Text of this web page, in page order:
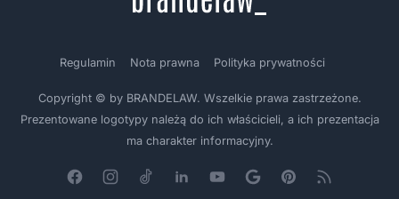
Regulamin Nota prawna Polityka prywatności
Copyright © by BRANDELAW. Wszelkie prawa zastrzeżone.
Prezentowane logotypy należą do ich właścicieli, a ich prezentacja
ma charakter informacyjny.